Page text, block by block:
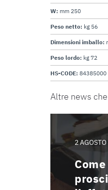
W: mm 250
Peso netto: kg 56
Dimensioni imballo:
Peso lordo: kg 72
HS-CODE: 84385000
Altre news
2